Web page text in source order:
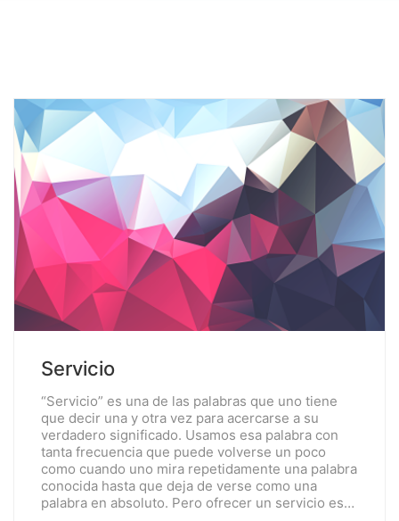
Servicio
“Servicio” es una de las palabras que uno tiene
que decir una y otra vez para acercarse a su
verdadero significado. Usamos esa palabra con
tanta frecuencia que puede volverse un poco
como cuando uno mira repetidamente una palabra
conocida hasta que deja de verse como una
palabra en absoluto. Pero ofrecer un servicio es…